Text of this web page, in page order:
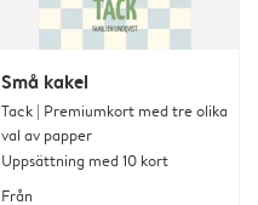
Små kakel
Tack | Premiumkort med tre olika
val av papper
Uppsättning med 10 kort
Från